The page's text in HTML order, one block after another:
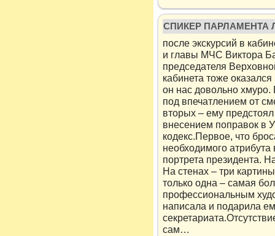
СПИКЕР ПАРЛАМЕНТА
после экскурсий в
и главы МЧС Виктора
председателя
кабинета тоже
он нас довольно
под впечатлением от
вторых – ему
внесением поправок в
кодекс.Первое, что
необходимого атрибута
портрета президента.
На стенах – три
только одна – самая
профессиональным
написала и подарила
сам…